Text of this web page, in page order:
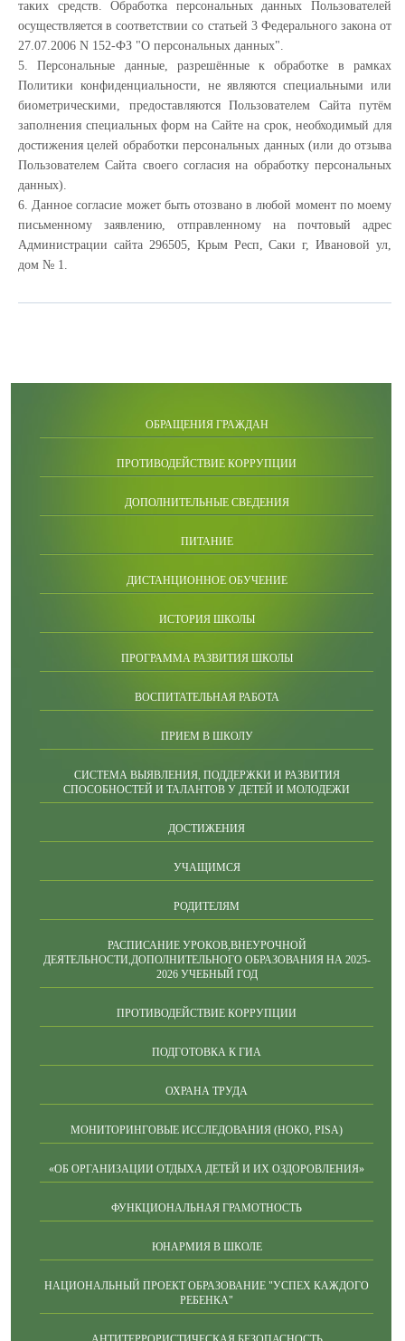
таких средств. Обработка персональных данных Пользователей
осуществляется в соответствии со статьей 3 Федерального закона от
27.07.2006 N 152-ФЗ "О персональных данных".
5. Персональные данные, разрешённые к обработке в рамках
Политики конфиденциальности, не являются специальными или
биометрическими, предоставляются Пользователем Сайта путём
заполнения специальных форм на Сайте на срок, необходимый для
достижения целей обработки персональных данных (или до отзыва
Пользователем Сайта своего согласия на обработку персональных
данных).
6. Данное согласие может быть отозвано в любой момент по моему
письменному заявлению, отправленному на почтовый адрес
Администрации сайта 296505, Крым Респ, Саки г, Ивановой ул,
дом № 1.
ОБРАЩЕНИЯ ГРАЖДАН
ПРОТИВОДЕЙСТВИЕ КОРРУПЦИИ
ДОПОЛНИТЕЛЬНЫЕ СВЕДЕНИЯ
ПИТАНИЕ
ДИСТАНЦИОННОЕ ОБУЧЕНИЕ
ИСТОРИЯ ШКОЛЫ
ПРОГРАММА РАЗВИТИЯ ШКОЛЫ
ВОСПИТАТЕЛЬНАЯ РАБОТА
ПРИЕМ В ШКОЛУ
СИСТЕМА ВЫЯВЛЕНИЯ, ПОДДЕРЖКИ И РАЗВИТИЯ
СПОСОБНОСТЕЙ И ТАЛАНТОВ У ДЕТЕЙ И МОЛОДЕЖИ
ДОСТИЖЕНИЯ
УЧАЩИМСЯ
РОДИТЕЛЯМ
РАСПИСАНИЕ УРОКОВ,ВНЕУРОЧНОЙ
ДЕЯТЕЛЬНОСТИ,ДОПОЛНИТЕЛЬНОГО ОБРАЗОВАНИЯ НА 2025-
2026 УЧЕБНЫЙ ГОД
ПРОТИВОДЕЙСТВИЕ КОРРУПЦИИ
ПОДГОТОВКА К ГИА
ОХРАНА ТРУДА
МОНИТОРИНГОВЫЕ ИССЛЕДОВАНИЯ (НОКО, PISA)
«ОБ ОРГАНИЗАЦИИ ОТДЫХА ДЕТЕЙ И ИХ ОЗДОРОВЛЕНИЯ»
ФУНКЦИОНАЛЬНАЯ ГРАМОТНОСТЬ
ЮНАРМИЯ В ШКОЛЕ
НАЦИОНАЛЬНЫЙ ПРОЕКТ ОБРАЗОВАНИЕ "УСПЕХ КАЖДОГО
РЕБЕНКА"